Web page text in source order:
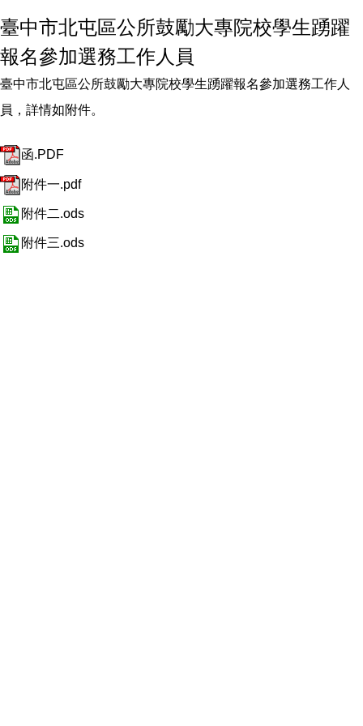
臺中市北屯區公所鼓勵大專院校學生踴躍
報名參加選務工作人員
臺中市北屯區公所鼓勵大專院校學生踴躍報名參加選務工作人
員，詳情如附件。
函.PDF
附件一.pdf
附件二.ods
附件三.ods